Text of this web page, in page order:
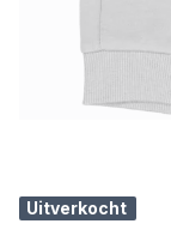
Uitverkocht